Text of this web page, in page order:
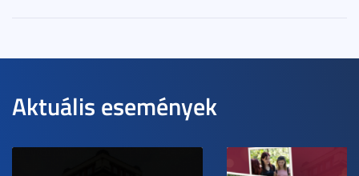
Aktuális események